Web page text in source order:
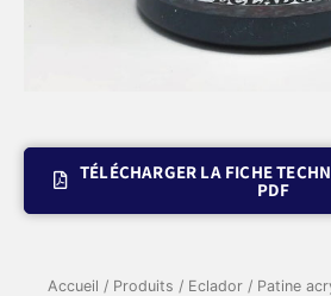
TÉLÉCHARGER LA FICHE
PDF
Accueil / Produits / Eclador / Patine